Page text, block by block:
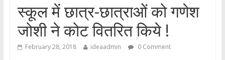
स्कूल में छात्र-छात्राओं को गणेश
जोशी ने कोट वितरित किये !
February 28, 2018 ideaadmin 0 Comment